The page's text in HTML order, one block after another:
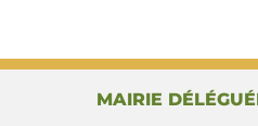
MAIRIE